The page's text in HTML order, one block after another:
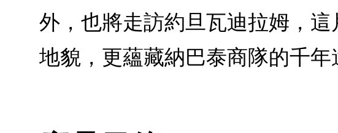
外，也將走訪約旦瓦迪拉姆，
地貌，更蘊藏納巴泰商隊的千